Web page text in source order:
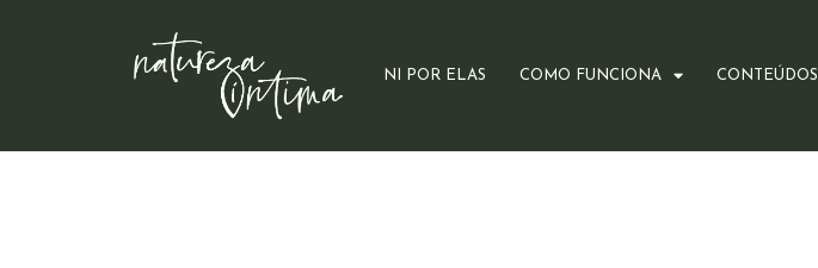
NI POR ELAS COMO FUNCIONA CONTEÚDOS